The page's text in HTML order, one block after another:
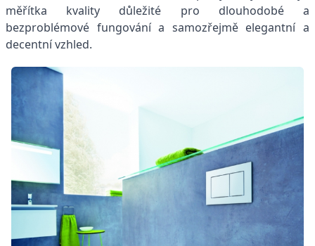
měřítka kvality důležité pro dlouhodobé a
bezproblémové fungování a samozřejmě elegantní a
decentní vzhled.